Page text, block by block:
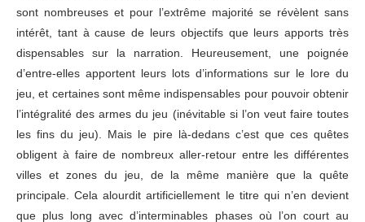
sont nombreuses et pour l’extrême majorité se révèlent sans
intérêt, tant à cause de leurs objectifs que leurs apports très
dispensables sur la narration. Heureusement, une poignée
d’entre-elles apportent leurs lots d’informations sur le lore du
jeu, et certaines sont même indispensables pour pouvoir obtenir
l’intégralité des armes du jeu (inévitable si l’on veut faire toutes
les fins du jeu). Mais le pire là-dedans c’est que ces quêtes
obligent à faire de nombreux aller-retour entre les différentes
villes et zones du jeu, de la même manière que la quête
principale. Cela alourdit artificiellement le titre qui n’en devient
que plus long avec d’interminables phases où l’on court au